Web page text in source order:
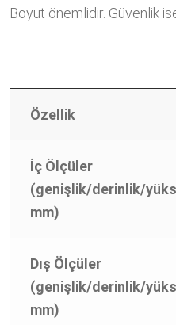
Boyut önemlidir. Güvenlik
Özellik
İç Ölçüler
(genişlik/derinlik/
mm)
Dış Ölçüler
(genişlik/derinlik/
mm)